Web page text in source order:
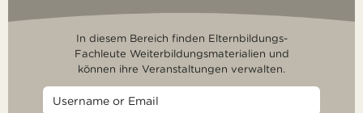
In diesem Bereich finden Elternbildungs-
Fachleute Weiterbildungsmaterialien und
können ihre Veranstaltungen verwalten.